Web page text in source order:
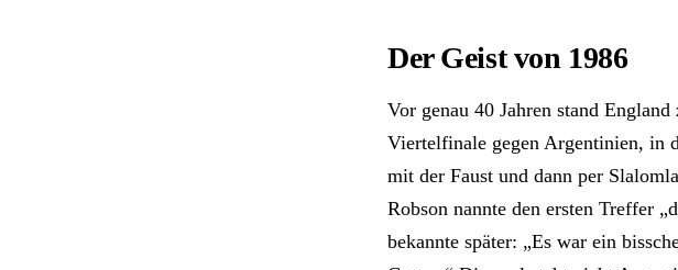
Der Geist von 1986
Vor genau 40 Jahren stand
Viertelfinale gegen Argentinien, in
mit der Faust und dann per
Robson nannte den ersten Treffer
bekannte später: „Es war ein